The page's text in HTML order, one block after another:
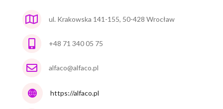
ul. Krakowska 141-155, 50-428 Wrocław
+48 71 340 05 75
alfaco@alfaco.pl
https://alfaco.pl